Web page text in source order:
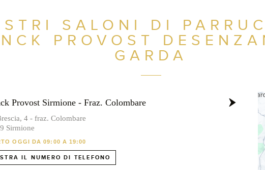
SALONI DI
PROVOST
GARDA
Provost Sirmione - Fraz. Colombare
4 - fraz. Colombare
Sirmione
OGGI DA 09:00 A 19:00
IL NUMERO DI TELEFONO